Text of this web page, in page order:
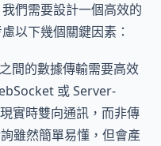
們需要設計一個高效的
以下幾個關鍵因素：
間的數據傳輸需要高效
或 Server-
實時雙向通訊，而非傳
雖然簡單易懂，但會產